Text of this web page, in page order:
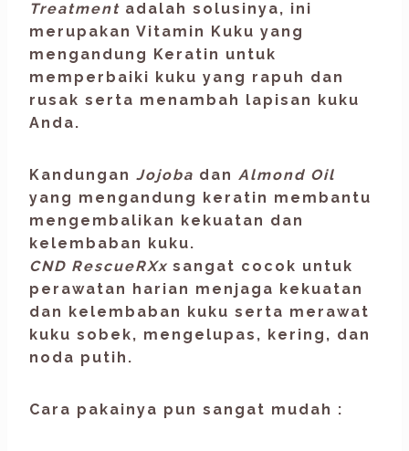
Treatment adalah solusinya, ini
merupakan Vitamin Kuku yang
mengandung Keratin untuk
memperbaiki kuku yang rapuh dan
rusak serta menambah lapisan kuku
Anda.
Kandungan Jojoba dan Almond Oil
yang mengandung keratin membantu
mengembalikan kekuatan dan
kelembaban kuku.
CND RescueRXx sangat cocok untuk
perawatan harian menjaga kekuatan
dan kelembaban kuku serta merawat
kuku sobek, mengelupas, kering, dan
noda putih.
Cara pakainya pun sangat mudah :